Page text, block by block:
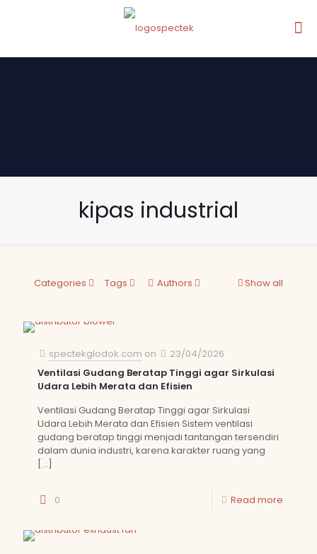
kipas industrial
Categories Tags Authors Show all
spectekglodok.com on
23/04/2026
Ventilasi Gudang Beratap Tinggi agar Sirkulasi
Udara Lebih Merata dan Efisien
Ventilasi Gudang Beratap Tinggi agar Sirkulasi
Udara Lebih Merata dan Efisien Sistem ventilasi
gudang beratap tinggi menjadi tantangan tersendiri
dalam dunia industri, karena karakter ruang yang
[…]
0 Read more